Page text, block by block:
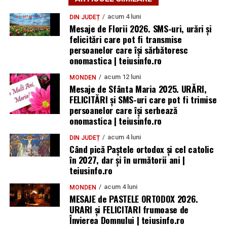
DIN JUDEȚ acum 4 luni
Mesaje de Florii 2026. SMS-uri, urări și
felicitări care pot fi transmise
persoanelor care îşi sărbătoresc
onomastica | teiusinfo.ro
MONDEN acum 12 luni
Mesaje de Sfânta Maria 2025. URĂRI,
FELICITĂRI și SMS-uri care pot fi trimise
persoanelor care își serbează
onomastica | teiusinfo.ro
DIN JUDEȚ acum 4 luni
Când pică Paștele ortodox și cel catolic
în 2027, dar și în următorii ani |
teiusinfo.ro
MONDEN acum 4 luni
MESAJE de PASTELE ORTODOX 2026.
URARI și FELICITARI frumoase de
Învierea Domnului | teiusinfo.ro